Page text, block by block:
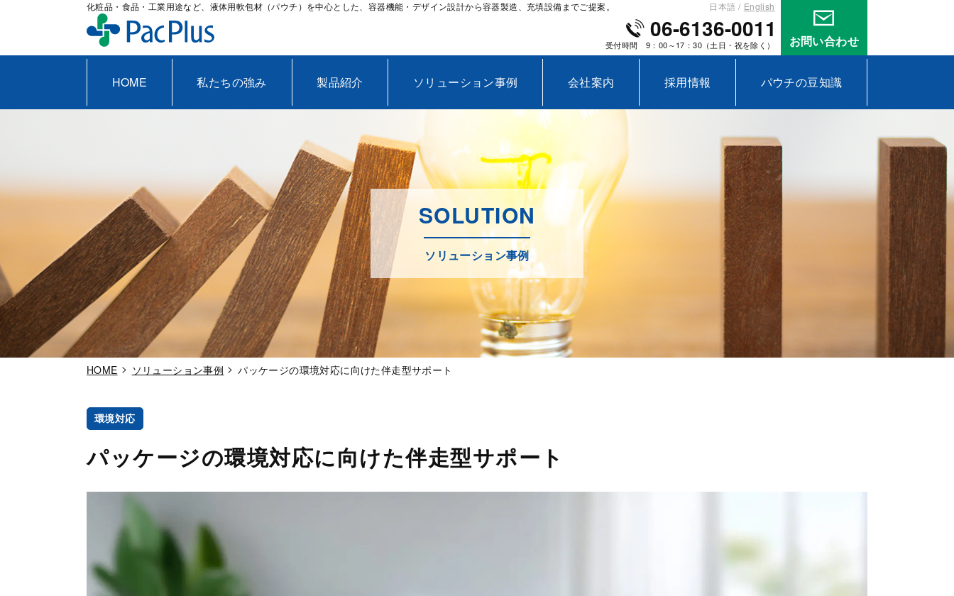
化粧品・食品・工業用途など、液体用軟包材（パウチ）を中心とした、容器機能・デザイン設計から容器製造、充填設備までご提案。 日本語 English
06-6136-0011
受付時間 9：00～17：30（土日・祝を除く） お問い合わせ
HOME 私たちの強み 製品紹介 ソリューション事例 会社案内 採用情報 パウチの豆知識
SOLUTION
ソリューション事例
HOME ソリューション事例 パッケージの環境対応に向けた伴走型サポート
環境対応
パッケージの環境対応に向けた伴走型サポート